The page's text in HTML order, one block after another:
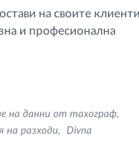
на своите клиенти
и професионална
на данни от тахограф
на разходи Divna